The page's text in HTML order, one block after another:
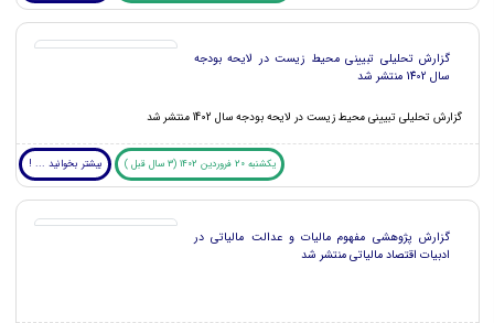
گزارش تحلیلی تبیینی محیط زیست در لایحه بودجه
سال 1402 منتشر شد
گزارش تحلیلی تبیینی محیط زیست در لایحه بودجه سال 1402 منتشر شد
یکشنبه 20 فروردین 1402 (3 سال قبل ) بیشتر بخوانید ... !
گزارش پژوهشی مفهوم مالیات و عدالت مالیاتی در
ادبیات اقتصاد مالیاتی منتشر شد